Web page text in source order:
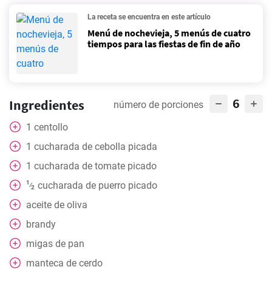
La receta se encuentra en este artículo
Menú de nochevieja, 5 menús de cuatro
tiempos para las fiestas de fin de año
Ingredientes número de porciones 6
1 centollo
1 cucharada de cebolla picada
1 cucharada de tomate picado
1⁄2 cucharada de puerro picado
aceite de oliva
brandy
migas de pan
manteca de cerdo